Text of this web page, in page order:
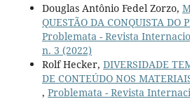
Douglas Antônio Fedel Zorzo,
QUESTÃO DA CONQUISTA DO
Problemata - Revista
n. 3 (2022)
Rolf Hecker, DIVERSIDADE
DE CONTEÚDO NOS
, Problemata - Revista